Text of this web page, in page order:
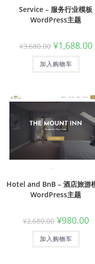
Service – 服务行业模板
WordPress主题
¥3,680.00 ¥1,688.00
加入购物车
Hotel and BnB – 酒店旅游
WordPress主题
¥2,680.00 ¥980.00
加入购物车